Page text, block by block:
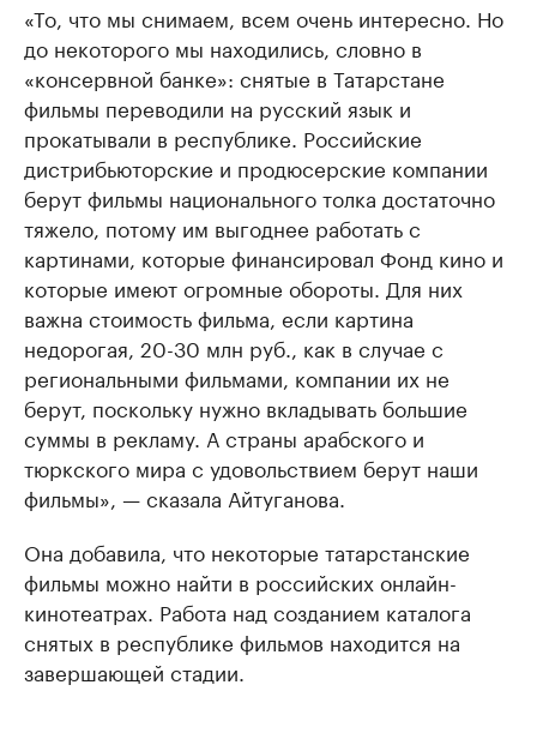
«То, что мы снимаем, всем очень интересно. Но
до некоторого мы находились, словно в
«консервной банке»: снятые в Татарстане
фильмы переводили на русский язык и
прокатывали в республике. Российские
дистрибьюторские и продюсерские компании
берут фильмы национального толка достаточно
тяжело, потому им выгоднее работать с
картинами, которые финансировал Фонд кино и
которые имеют огромные обороты. Для них
важна стоимость фильма, если картина
недорогая, 20-30 млн руб., как в случае с
региональными фильмами, компании их не
берут, поскольку нужно вкладывать большие
суммы в рекламу. А страны арабского и
тюркского мира с удовольствием берут наши
фильмы», — сказала Айтуганова.
Она добавила, что некоторые татарстанские
фильмы можно найти в российских онлайн-
кинотеатрах. Работа над созданием каталога
снятых в республике фильмов находится на
завершающей стадии.